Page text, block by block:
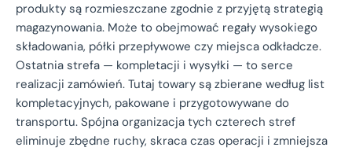
produkty są rozmieszczane zgodnie z przyjętą strategią
magazynowania. Może to obejmować regały wysokiego
składowania, półki przepływowe czy miejsca odkładcze.
Ostatnia strefa — kompletacji i wysyłki — to serce
realizacji zamówień. Tutaj towary są zbierane według list
kompletacyjnych, pakowane i przygotowywane do
transportu. Spójna organizacja tych czterech stref
eliminuje zbędne ruchy, skraca czas operacji i zmniejsza